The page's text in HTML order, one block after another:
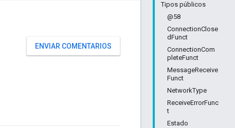
Tipos públicos
@58
ConnectionClose
dFunct
ConnectionCom
pleteFunct
MessageReceive
Funct
NetworkType
ReceiveErrorFunc
t
Estado
ENVIAR COMENTARIOS